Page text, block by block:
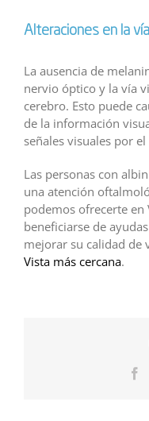
Alteraciones en la
La ausencia de
nervio óptico y la vía
cerebro. Esto puede
de la información
señales visuales por
Las personas con
una atención
podemos ofrecerte en
beneficiarse de
mejorar su calidad de
Vista más cercana.